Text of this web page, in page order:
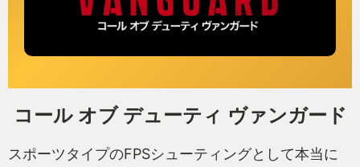
コール オブ デューティ ヴァンガード
スポーツタイプのFPSシューティングとして本当に